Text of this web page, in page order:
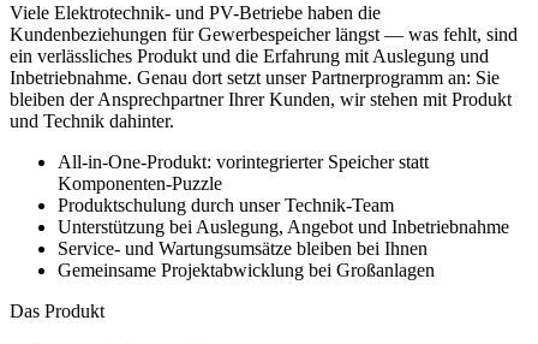
Viele Elektrotechnik- und PV-Betriebe haben die
Kundenbeziehungen für Gewerbespeicher längst — was fehlt, sind
ein verlässliches Produkt und die Erfahrung mit Auslegung und
Inbetriebnahme. Genau dort setzt unser Partnerprogramm an: Sie
bleiben der Ansprechpartner Ihrer Kunden, wir stehen mit Produkt
und Technik dahinter.
All-in-One-Produkt: vorintegrierter Speicher statt
Komponenten-Puzzle
Produktschulung durch unser Technik-Team
Unterstützung bei Auslegung, Angebot und Inbetriebnahme
Service- und Wartungsumsätze bleiben bei Ihnen
Gemeinsame Projektabwicklung bei Großanlagen
Das Produkt